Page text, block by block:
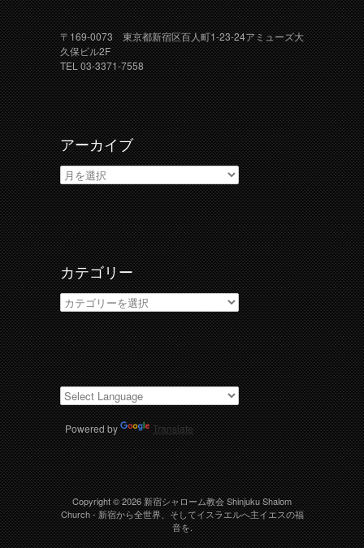
〒169-0073 東京都新宿区百人町1-23-24アミューズ大
久保ビル2F
TEL 03-3371-7558
アーカイブ
ア
ー
カ
イ
ブ
カテゴリー
カ
テ
ゴ
リ
ー
Powered by Translate
Copyright © 2026新宿シャローム教会 Shinjuku Shalom
Church- 新宿から全世界、そしてイスラエルへ主イエスの福
音を.